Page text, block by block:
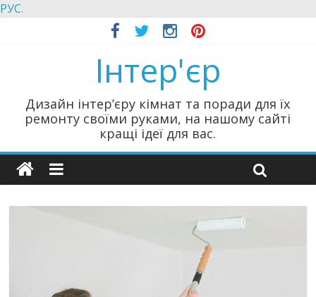
РУС.
Інтер'єр
Дизайн інтер’єру кімнат та поради для їх
ремонту своїми руками, на нашому сайті
кращі ідеї для вас.